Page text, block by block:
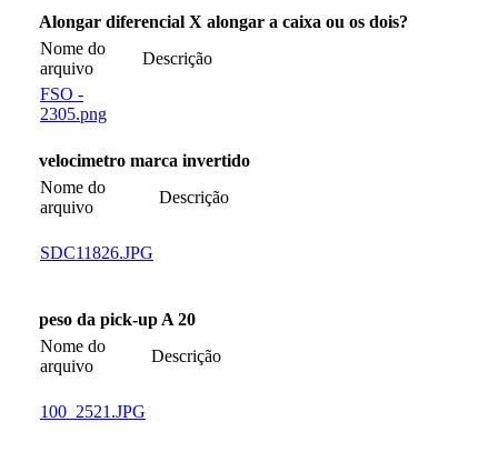
Alongar diferencial X alongar a caixa ou os dois?
Nome do
arquivo
Descrição
FSO -
2305.png
velocimetro marca invertido
Nome do
arquivo
Descrição
SDC11826.JPG
peso da pick-up A 20
Nome do
arquivo
Descrição
100_2521.JPG